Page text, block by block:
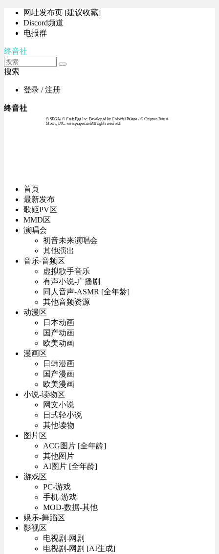
网址发布页 [建议收藏]
Discord频道
电报群
终音社
搜索
登录 / 注册
终音社
© SEGA / © Craft Egg Inc. Developed by Colorful Palette / © Crypton Future
Media, INC. www.piapro.netAll rights reserved.
首页
最新发布
歌姬PV区
MMD区
演唱会
初音未来演唱会
其他演出
音乐-音频区
虚拟歌手音乐
有声小说-广播剧
同人音声-ASMR [全年龄]
其他音频资源
动漫区
日本动画
国产动画
欧美动画
漫画区
日韩漫画
国产漫画
欧美漫画
小说-读物区
网文小说
日式轻小说
其他读物
图片区
ACG图片 [全年龄]
其他图片
AI图片 [全年龄]
游戏区
PC-游戏
手机-游戏
MOD-数据-其他
娱乐-舞蹈区
影视区
电视剧-网剧
电视剧-网剧 [AI生成]